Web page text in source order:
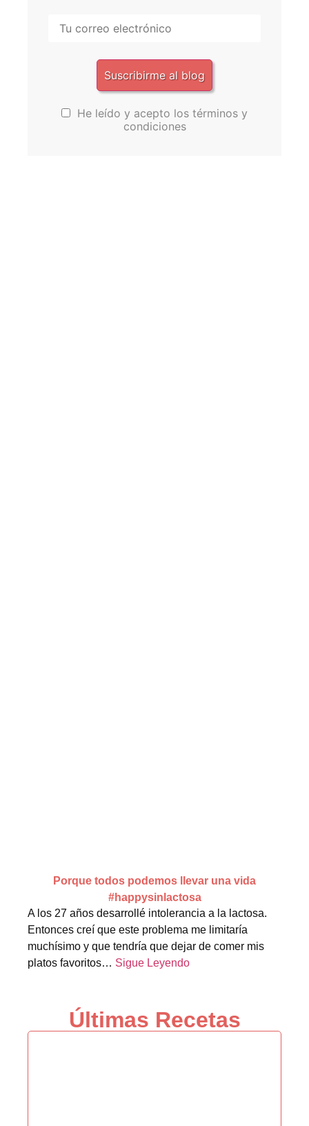
He leído y acepto los términos y
condiciones
Porque todos podemos llevar una vida
#happysinlactosa
A los 27 años desarrollé intolerancia a la lactosa.
Entonces creí que este problema me limitaría
muchísimo y que tendría que dejar de comer mis
platos favoritos… Sigue Leyendo
Últimas Recetas